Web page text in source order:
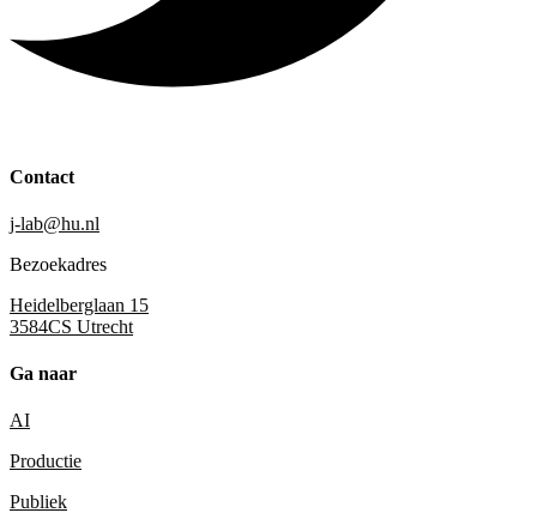
Contact
j-lab@hu.nl
Bezoekadres
Heidelberglaan 15
3584CS Utrecht
Ga naar
AI
Productie
Publiek